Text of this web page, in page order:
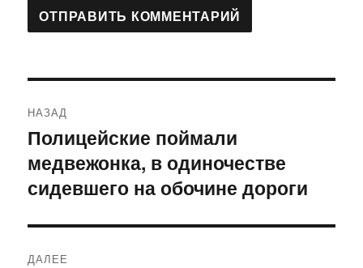
по
записям
НАЗАД
Предыдущая
запись:
Полицейские поймали
медвежонка, в одиночестве
сидевшего на обочине дороги
ДАЛЕЕ